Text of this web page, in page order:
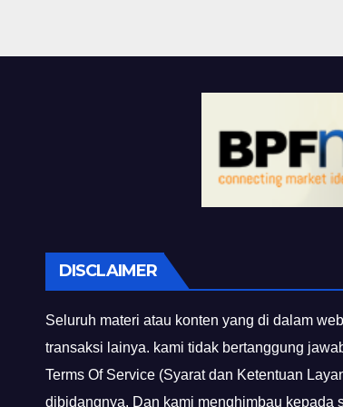
DISCLAIMER
Seluruh materi atau konten yang di dalam
transaksi lainya. kami tidak bertanggung
Terms Of Service (Syarat dan Ketentuan
dibidangnya. Dan kami menghimbau kepada